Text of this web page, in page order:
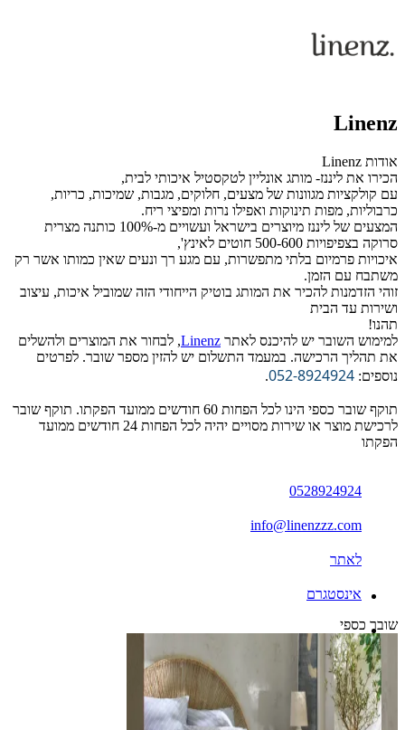
Linenz
אודות Linenz
הכירו את ליננז- מותג אונליין לטקסטיל איכותי לבית,
עם קולקציות מגוונות של מצעים, חלוקים, מגבות, שמיכות, כריות,
כרבוליות, מפות תינוקות ואפילו נרות ומפיצי ריח.
המצעים של ליננז מיוצרים בישראל
ועשויים מ-100% כותנה מצרית
סרוקה בצפיפויות 500-600 חוטים לאינץ',
איכויות פרמיום בלתי מתפשרות, עם מגע רך ונעים שאין כמותו אשר רק
משתבח עם הזמן.
זוהי הזדמנות להכיר את המותג בוטיק הייחודי הזה שמוביל איכות, עיצוב
ושירות עד הבית
תהנו!
למימוש השובר יש להיכנס לאתר Linenz, לבחור את המוצרים ולהשלים
את תהליך הרכישה. במעמד התשלום יש להזין מספר שובר. לפרטים
נוספים: 052-8924924
.
תוקף שובר כספי הינו לכל הפחות 60 חודשים ממועד הפקתו. תוקף שובר
לרכישת מוצר או שירות מסויים יהיה לכל הפחות 24 חודשים ממועד
הפקתו
0528924924
info@linenzzz.com
לאתר
אינסטגרם
שובר כספי